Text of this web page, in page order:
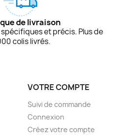
de livraison
et précis. Plus de
colis livrés.
VOTRE COMPTE
Suivi de commande
Connexion
Créez votre compte